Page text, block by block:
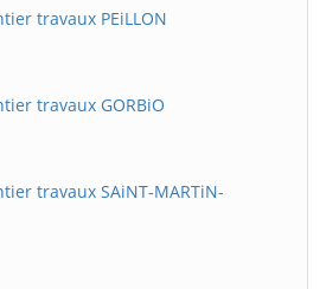
travaux PEiLLON
travaux GORBiO
travaux SAiNT-MARTiN-